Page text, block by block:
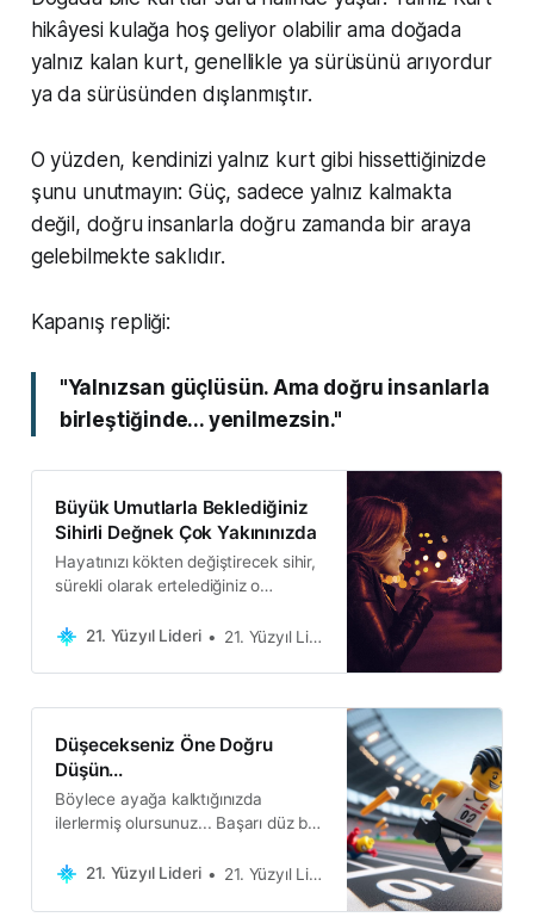
hikâyesi kulağa hoş geliyor olabilir ama doğada
yalnız kalan kurt, genellikle ya sürüsünü arıyordur
ya da sürüsünden dışlanmıştır.
O yüzden, kendinizi yalnız kurt gibi hissettiğinizde
şunu unutmayın: Güç, sadece yalnız kalmakta
değil, doğru insanlarla doğru zamanda bir araya
gelebilmekte saklıdır.
Kapanış repliği:
"Yalnızsan güçlüsün. Ama doğru insanlarla
birleştiğinde... yenilmezsin."
Büyük Umutlarla Beklediğiniz
Sihirli Değnek Çok Yakınınızda
Hayatınızı kökten değiştirecek sihir,
sürekli olarak ertelediğiniz o
saklanır. Hiç acelesi yoktur, sizi
21. Yüzyıl Lideri 21. Yüzyıl Lideri
Düşecekseniz Öne Doğru
Düşün...
Böylece ayağa kalktığınızda
ilerlermiş olursunuz... Başarı düz bir
Başarıya giden yol, sabır ve azim
21. Yüzyıl Lideri 21. Yüzyıl Lideri